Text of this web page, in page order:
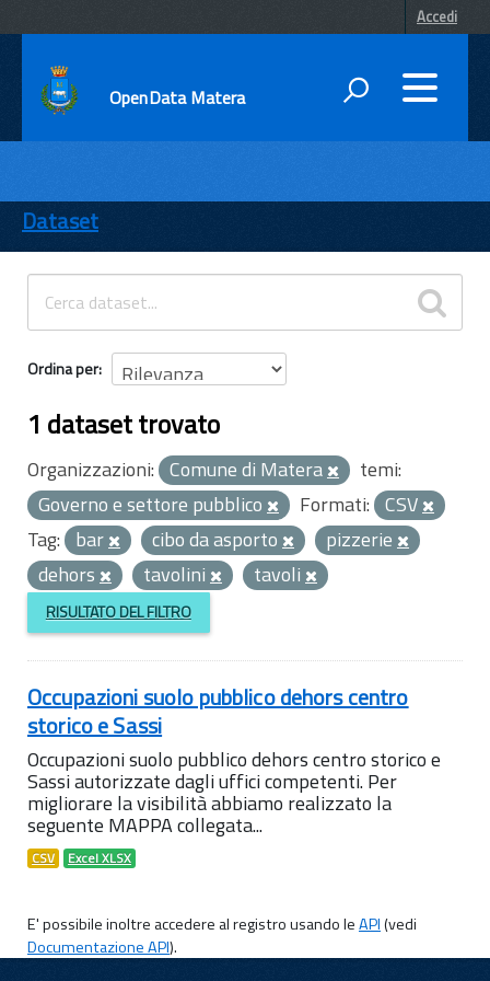
Accedi
OpenData Matera
ENTI
TEMI
INFORMAZIONI
Dataset
Ordina per
1 dataset trovato
Organizzazioni: Comune di Matera
temi:
Governo e settore pubblico
Formati: CSV
Tag: bar cibo da asporto
pizzerie
dehors
tavolini tavoli
RISULTATO DEL FILTRO
Occupazioni suolo pubblico dehors centro
storico e Sassi
Occupazioni suolo pubblico dehors centro storico e
Sassi autorizzate dagli uffici competenti. Per
migliorare la visibilità abbiamo realizzato la
seguente MAPPA collegata...
CSV Excel XLSX
E' possibile inoltre accedere al registro usando leAPI(vedi
Documentazione API).